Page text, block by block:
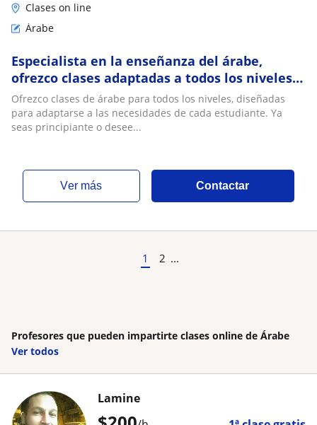
Clases on line
Árabe
Especialista en la enseñanza del árabe,
ofrezco clases adaptadas a todos los niveles,
con el objetivo de ayudar a cada estudiante
Ofrezco clases de árabe para todos los niveles, diseñadas
para adaptarse a las necesidades de cada estudiante. Ya
seas principiante o desee...
ver más Contactar
1 2 ...
Profesores que pueden impartirte clases online de Árabe
Ver todos
Lamine